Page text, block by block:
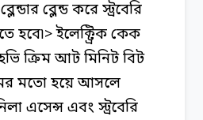
ব্লেন্ড করে স্ট্রবেরি
হবে৷> ইলেক্ট্রিক কেক
ক্রিম আট মিনিট বিট
মতো হয়ে আসলে
এসেন্স এবং স্ট্রবেরি